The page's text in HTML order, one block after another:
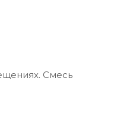
Смесь